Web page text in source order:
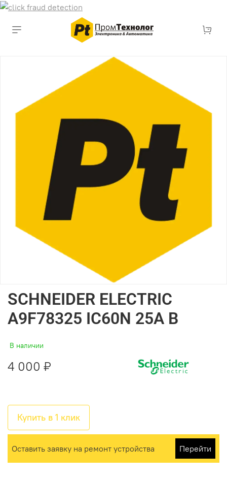
SCHNEIDER ELECTRIC
A9F78325 IC60N 25A B
В наличии
4 000 ₽
Купить в 1 клик
Оставить заявку на ремонт устройства Перейти